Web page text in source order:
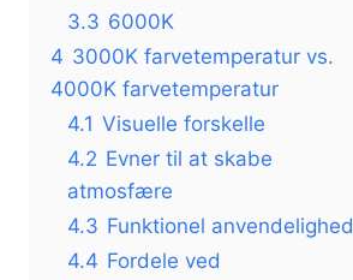
3.3 6000K
4 3000K farvetemperatur vs.
4000K farvetemperatur
4.1 Visuelle forskelle
4.2 Evner til at skabe
atmosfære
4.3 Funktionel anvendelighed
4.4 Fordele ved